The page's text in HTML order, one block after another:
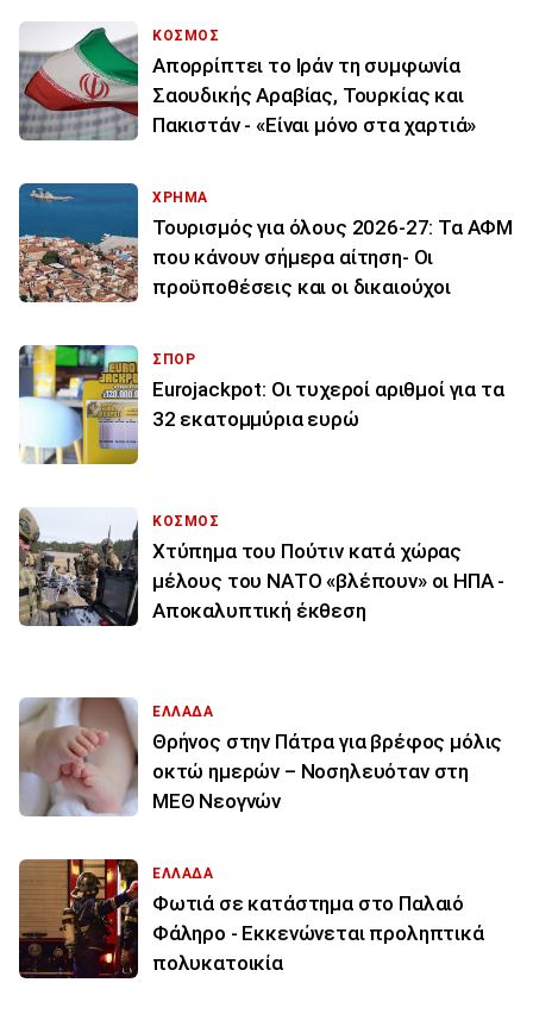
ΚΟΣΜΟΣ
Απορρίπτει το Ιράν τη συμφωνία
Σαουδικής Αραβίας, Τουρκίας και
Πακιστάν - «Είναι μόνο στα χαρτιά»
ΧΡΗΜΑ
Τουρισμός για όλους 2026-27: Τα ΑΦΜ
που κάνουν σήμερα αίτηση- Οι
προϋποθέσεις και οι δικαιούχοι
ΣΠΟΡ
Eurojackpot: Οι τυχεροί αριθμοί για τα
32 εκατoμμύρια ευρώ
ΚΟΣΜΟΣ
Χτύπημα του Πούτιν κατά χώρας
μέλους του ΝΑΤΟ «βλέπουν» οι ΗΠΑ -
Αποκαλυπτική έκθεση
ΕΛΛΑΔΑ
Θρήνος στην Πάτρα για βρέφος μόλις
οκτώ ημερών – Νοσηλευόταν στη
ΜΕΘ Νεογνών
ΕΛΛΑΔΑ
Φωτιά σε κατάστημα στο Παλαιό
Φάληρο - Εκκενώνεται προληπτικά
πολυκατοικία